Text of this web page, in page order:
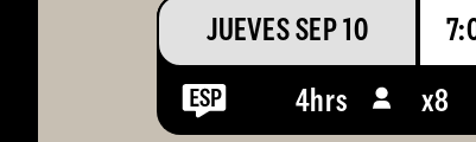
JUEVES SEP 10
4hrs x8